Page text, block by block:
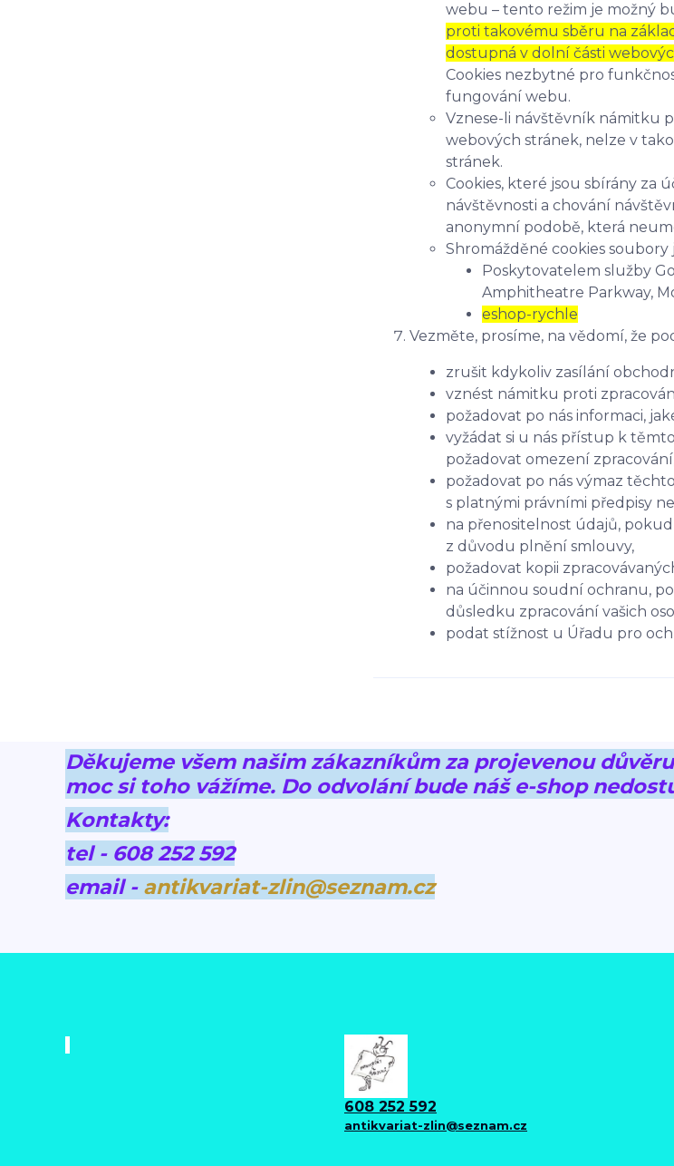
webu – tento režim je možný
proti takovému sběru na
dostupná v dolní části
Cookies nezbytné pro
fungování webu.
Vznese-li návštěvník námitku
webových stránek, nelze v
stránek.
Cookies, které jsou sbírány za
návštěvnosti a chování
anonymní podobě, která
Shromážděné cookies
Poskytovatelem služby
Amphitheatre Parkway,
eshop-rychle
Vezměte, prosíme, na vědomí, že
zrušit kdykoliv zasílání
vznést námitku proti
požadovat po nás informaci,
vyžádat si u nás přístup k
požadovat omezení
požadovat po nás výmaz
s platnými právními předpisy
na přenositelnost údajů,
z důvodu plnění smlouvy,
požadovat kopii
na účinnou soudní ochranu,
důsledku zpracování vašich
podat stížnost u Úřadu pro
Děkujeme všem našim zákazníkům za projevenou
moc si toho vážíme. Do odvolání bude náš e-shop
Kontakty:
tel - 608 252 592
email - antikvariat-zlin@seznam.cz
608 252 592
antikvariat-zlin@seznam.cz